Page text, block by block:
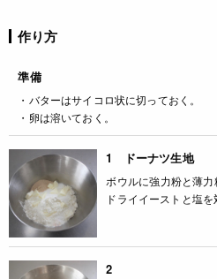
作り方
準備
・バターはサイコロ状に切っておく。
・卵は溶いておく。
1 ドーナツ生地
ボウルに強力粉と薄力
ドライイーストと塩を
2